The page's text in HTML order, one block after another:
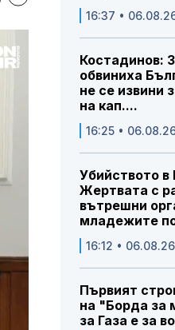
16:37 •
Костадинов:
обвиниха
не се извини
на кап....
16:25 •
Убийството в
Жертвата с
вътрешни
младежите
16:12 • 06.08.26
Първият
на "Борда за
за Газа е за